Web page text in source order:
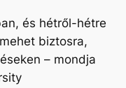
és hétről-hétre
biztosra,
– mondja